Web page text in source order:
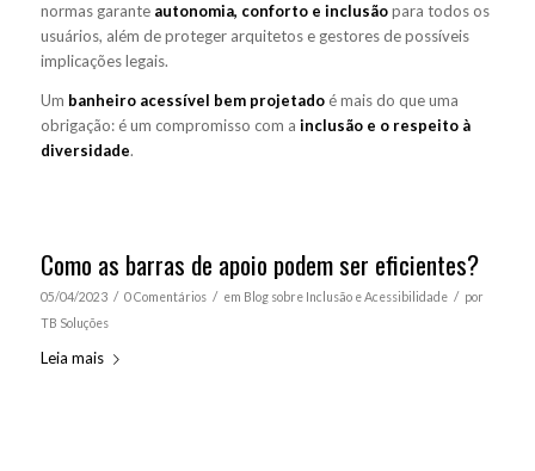
normas garante autonomia, conforto e inclusãopara todos os
usuários, além de proteger arquitetos e gestores de possíveis
implicações legais.
Um banheiro acessível bem projetadoé mais do que uma
obrigação: é um compromisso com a inclusão e o respeito à
diversidade.
Como as barras de apoio podem ser eficientes?
05/04/2023 / 0 Comentários / em Blog sobre Inclusão e Acessibilidade / por
TB Soluções
Leia mais